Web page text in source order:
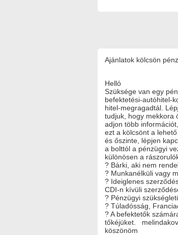
Ajánlatok kölcsön
Helló
Szüksége van egy
befektetési-autóhitel-
hitel-megragadtál.
tudjuk, hogy mekkora
adjon több
ezt a kölcsönt a
és őszinte, lépjen
a bolttól a pénzügyi
különösen a
? Bárki, aki nem
? Munkanélküli vagy
? Ideiglenes
CDI-n kívüli
? Pénzügyi
? Túladósság,
? A befektetők
tőkéjüket.
köszönöm